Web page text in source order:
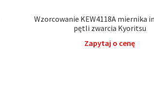
Wzorcowanie KEW4118A miernika
pętli zwarcia Kyoritsu
Zapytaj o cenę